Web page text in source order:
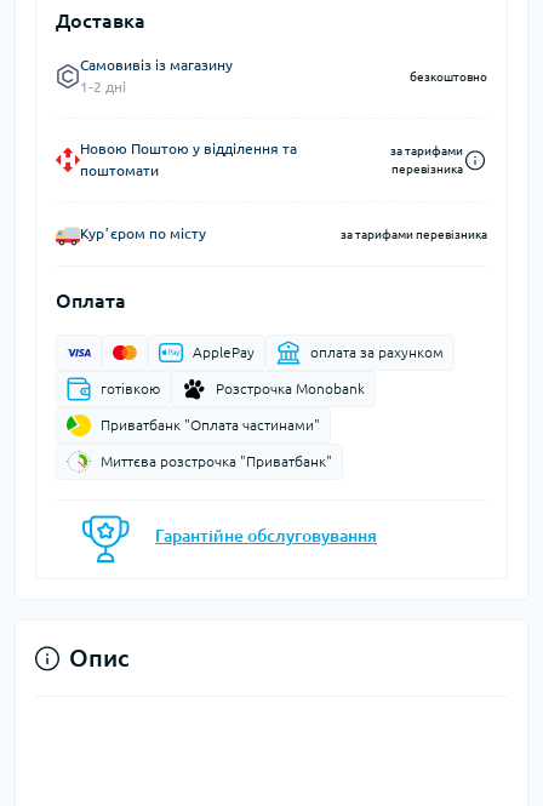
Доставка
Самовивіз із магазину
1-2 дні
безкоштовно
Новою Поштою у відділення та
поштомати
за тарифами
перевізника
Курʼєром по місту за тарифами перевізника
Оплата
ApplePay оплата за рахунком
готівкою Розстрочка Monobank
Приватбанк "Оплата частинами"
Миттєва розстрочка "Приватбанк"
Гарантійне обслуговування
Опис